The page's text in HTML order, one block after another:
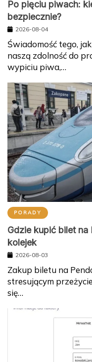
Po pięciu piwach:
bezpiecznie?
2026-08-04
Świadomość tego,
naszą zdolność do
wypiciu piwa,…
PORADY
Gdzie kupić bilet na
kolejek
2026-08-03
Zakup biletu na
stresującym
się…